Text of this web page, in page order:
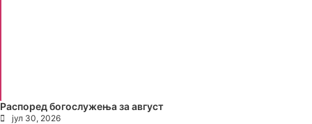
Распоред богослужења за август
јул 30, 2026